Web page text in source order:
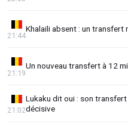
Khalaili absent : un transfert
21:44
Un nouveau transfert à 12
21:19
Lukaku dit oui : son
décisive
21:02